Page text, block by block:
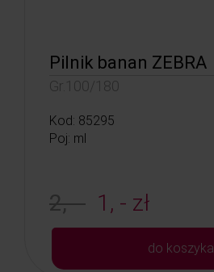
Pilnik banan ZEBRA
Gr.100/180
Kod: 85295
Poj: ml
2, - 1, - zł
do koszyka